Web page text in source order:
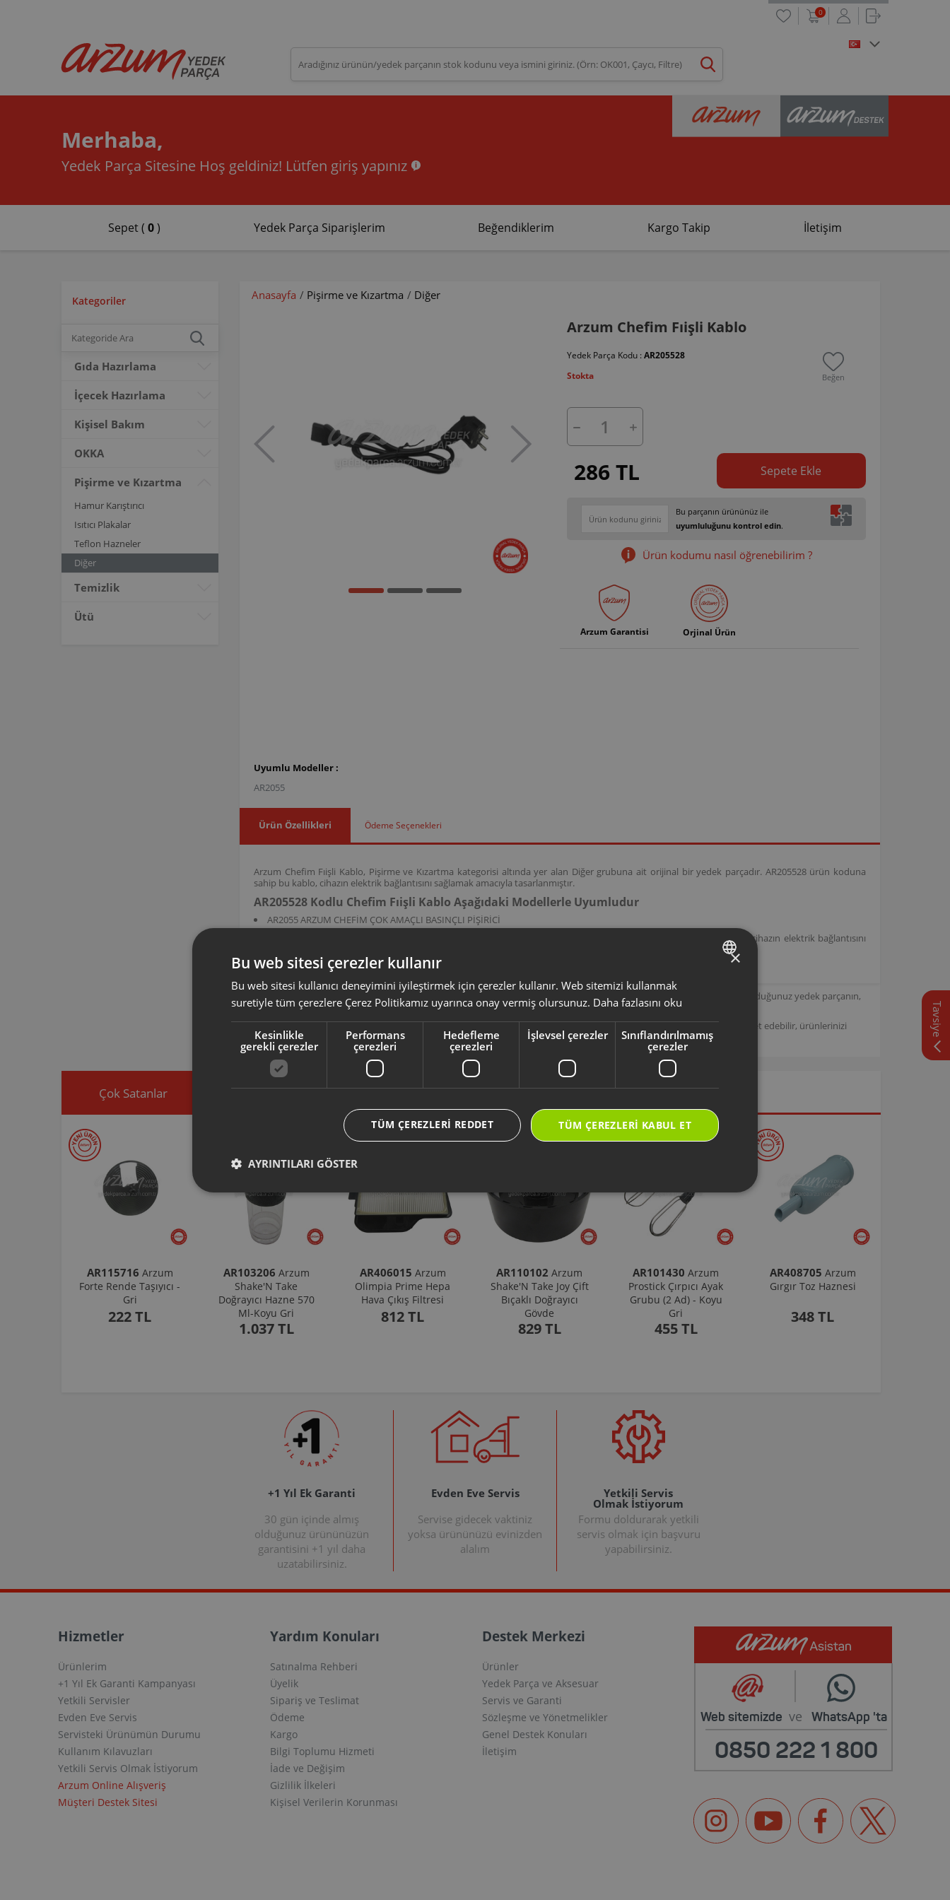
0
Merhaba,
Yedek Parça Sitesine Hoş geldiniz! Lütfen giriş yapınız
Sepet ( 0) Yedek Parça Siparişlerim Beğendiklerim Kargo Takip İletişim
Kategoriler
Gıda Hazırlama
İçecek Hazırlama
Kişisel Bakım
OKKA
Pişirme ve Kızartma
Hamur Karıştırıcı
Isıtıcı Plakalar
Teflon Hazneler
Diğer
Temizlik
Ütü
Anasayfa / Pişirme ve Kızartma / Diğer
Arzum Chefim Fıişli Kablo
Yedek Parça Kodu : AR205528
Stokta
Beğen
286 TL Sepete Ekle
Bu parçanın ürününüz ile
uyumluluğunu kontrol edin.
Ürün kodumu nasıl öğrenebilirim ?
Arzum Garantisi Orjinal Ürün
Uyumlu Modeller :
AR2055
Ürün Özellikleri Ödeme Seçenekleri
Arzum Chefim Fıişli Kablo, Pişirme ve Kızartma kategorisi altında yer alan Diğer grubuna ait orijinal bir yedek parçadır. AR205528 ürün koduna
sahip bu kablo, cihazın elektrik bağlantısını sağlamak amacıyla tasarlanmıştır.
AR205528 Kodlu Chefim Fıişli Kablo Aşağıdaki Modellerle Uyumludur
AR2055 ARZUM CHEFİM ÇOK AMAÇLI BASINÇLI PİŞİRİCİ
AR205528 ürün kodlu bu kablo; AR2055 model kodlarına sahip Chefi̇m Çok Amaçli basınçlı pişiriciler ile uyumlu olup, cihazın elektrik bağlantısını
Arzum orijinal aksesuar ve sarf malzemeleri, ürününüzü uzun ömürlü ve güvenle kullanmanız için tasarlanmıştır. Seçmiş olduğunuz yedek parçanın,
ürününüz için uyumlu olup olmadığını,ürün kodunuz aracılığı ile kontrol ediniz.
Ürününüz ile ilgili kullanım kılavuzu ve kullanım detayları içinhttps://destek.arzum.com.tr/Arzum Destek Sitemizi ziyaret edebilir, ürünlerinizi
ekleyip, yedek parça ve garanti bilgilerine kolayca erişebilirsiniz.
Çok Satanlar İndirimdekiler Yeni Ürünler Seçtiklerimiz
AR115716 Arzum
Forte Rende Taşıyıcı -
Gri
222 TL
AR103206 Arzum
Shake'N Take
Doğrayıcı Hazne 570
Ml-Koyu Gri
1.037 TL
AR406015 Arzum
Olimpia Prime Hepa
Hava Çıkış Filtresi
812 TL
AR110102 Arzum
Shake'N Take Joy Çift
Bıçaklı Doğrayıcı
Gövde
829 TL
AR101430 Arzum
Prostick Çırpıcı Ayak
Grubu (2 Ad) - Koyu
Gri
455 TL
AR408705 Arzum
Gırgır Toz Haznesi
348 TL
+1 Yıl Ek Garanti
30 gün içinde almış
olduğunuz ürününüzün
garantisini +1 yıl daha
uzatabilirsiniz.
Evden Eve Servis
Servise gidecek vaktiniz
yoksa ürününüzü evinizden
alalım
Yetkili Servis
Olmak İstiyorum
Formu doldurarak yetkili
servis olmak için başvuru
yapabilirsiniz.
Hizmetler
Ürünlerim
+1 Yıl Ek Garanti Kampanyası
Yetkili Servisler
Evden Eve Servis
Servisteki Ürünümün Durumu
Kullanım Kılavuzları
Yetkili Servis Olmak İstiyorum
Arzum Online Alışveriş
Müşteri Destek Sitesi
Yardım Konuları
Satınalma Rehberi
Üyelik
Sipariş ve Teslimat
Ödeme
Kargo
Bilgi Toplumu Hizmeti
İade ve Değişim
Gizlilik İlkeleri
Kişisel Verilerin Korunması
Destek Merkezi
Ürünler
Yedek Parça ve Aksesuar
Servis ve Garanti
Sözleşme ve Yönetmelikler
Genel Destek Konuları
İletişim
Web sitemizde ve WhatsApp 'ta
0850 222 1 800
Tavsiye
×
Bu web sitesi çerezler kullanır
Bu web sitesi kullanıcı deneyimini iyileştirmek için çerezler kullanır. Web sitemizi kullanmak
suretiyle tüm çerezlere Çerez Politikamız uyarınca onay vermiş olursunuz. Daha fazlasını oku
Kesinlikle
gerekli çerezler
Performans
çerezleri
Hedefleme
çerezleri
İşlevsel çerezler
Sınıflandırılmamış
çerezler
TÜM ÇEREZLERI KABUL ET
TÜM ÇEREZLERI REDDET
AYRINTILARI GÖSTER